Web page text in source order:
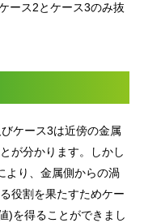
ス3のみ抜
ケース3は近傍の金属
が分かります。しかし
より、金属側からの渦
役割を果たすためケー
)を得ることができまし